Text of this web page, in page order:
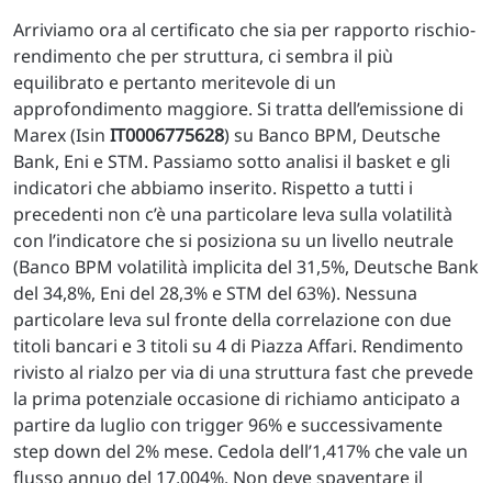
Arriviamo ora al certificato che sia per rapporto rischio-
rendimento che per struttura, ci sembra il più
equilibrato e pertanto meritevole di un
approfondimento maggiore. Si tratta dell’emissione di
Marex (Isin IT0006775628) su Banco BPM, Deutsche
Bank, Eni e STM. Passiamo sotto analisi il basket e gli
indicatori che abbiamo inserito. Rispetto a tutti i
precedenti non c’è una particolare leva sulla volatilità
con l’indicatore che si posiziona su un livello neutrale
(Banco BPM volatilità implicita del 31,5%, Deutsche Bank
del 34,8%, Eni del 28,3% e STM del 63%). Nessuna
particolare leva sul fronte della correlazione con due
titoli bancari e 3 titoli su 4 di Piazza Affari. Rendimento
rivisto al rialzo per via di una struttura fast che prevede
la prima potenziale occasione di richiamo anticipato a
partire da luglio con trigger 96% e successivamente
step down del 2% mese. Cedola dell’1,417% che vale un
flusso annuo del 17,004%. Non deve spaventare il